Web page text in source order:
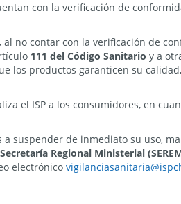
con la verificación de
al no contar con la verificación de
111 del Código Sanitario y a
los productos garanticen su
el ISP a los consumidores, en
suspender de inmediato su uso,
Secretaría Regional Ministerial
electrónico